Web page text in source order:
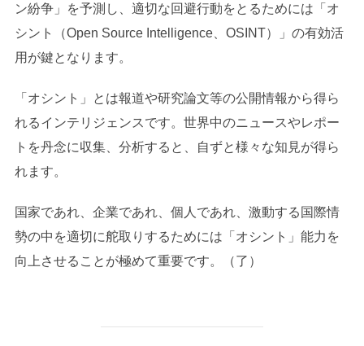
ン紛争」を予測し、適切な回避行動をとるためには「オ
シント（Open Source Intelligence、OSINT）」の有効活
用が鍵となります。
「オシント」とは報道や研究論文等の公開情報から得ら
れるインテリジェンスです。世界中のニュースやレポー
トを丹念に収集、分析すると、自ずと様々な知見が得ら
れます。
国家であれ、企業であれ、個人であれ、激動する国際情
勢の中を適切に舵取りするためには「オシント」能力を
向上させることが極めて重要です。（了）